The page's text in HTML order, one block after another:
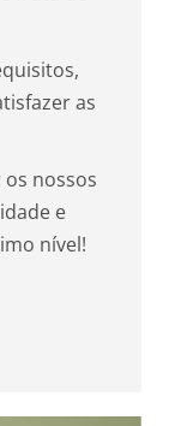
as
nossos
e
nível!